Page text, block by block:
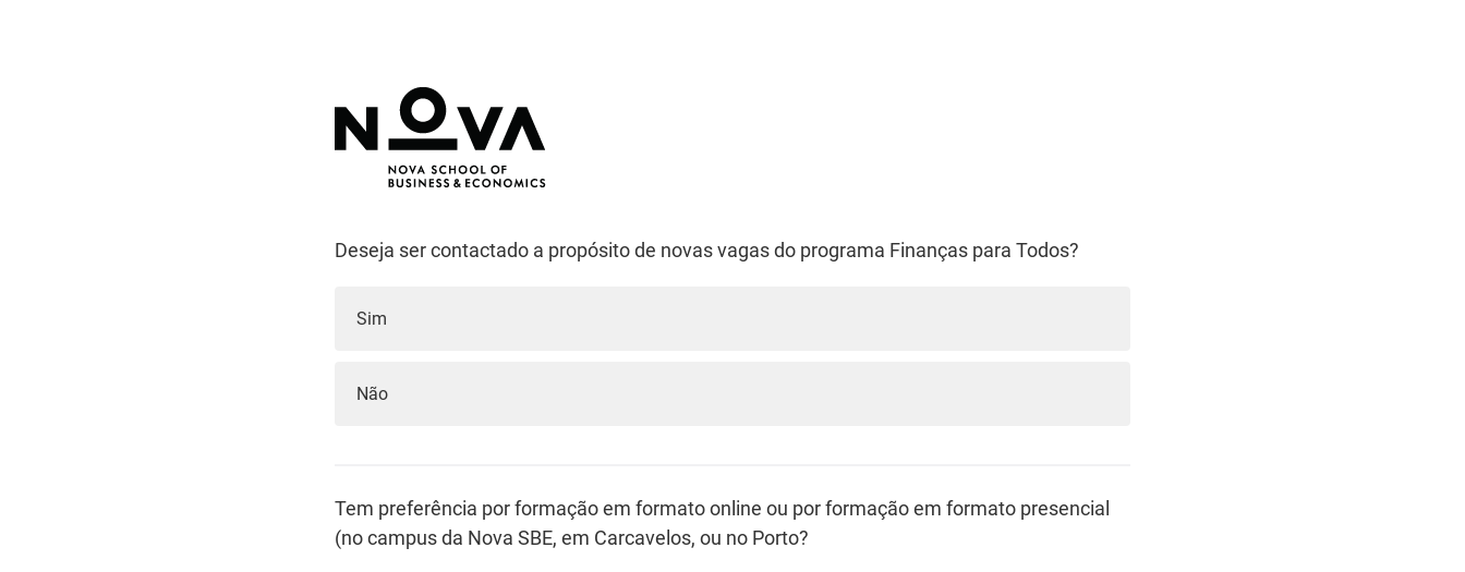
Deseja ser contactado a propósito de novas vagas do programa Finanças para Todos?
Sim
Não
Tem preferência por formação em formato online ou por formação em formato presencial
(no campus da Nova SBE, em Carcavelos, ou no Porto?